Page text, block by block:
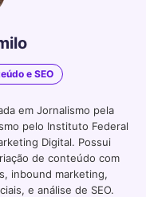
e SEO
em Jornalismo pela
pelo Instituto Federal
Digital. Possui
de conteúdo com
inbound marketing,
e análise de SEO.